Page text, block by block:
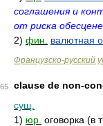
соглашения и
от риска
2) фин. валютная
Французско-русский
65
clause de non-
сущ.
1) юр. оговорка (в